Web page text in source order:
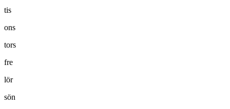
tis
ons
tors
fre
lör
sön